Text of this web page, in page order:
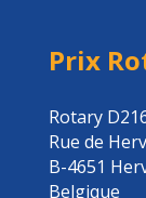
Prix
Rotary
Rue de
B-4651
Belgique